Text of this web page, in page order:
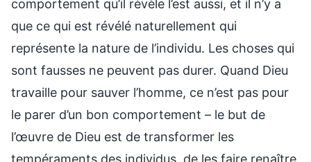
comportement qu’il révèle l’est aussi, et il n’y a
que ce qui est révélé naturellement qui
représente la nature de l’individu. Les choses qui
sont fausses ne peuvent pas durer. Quand Dieu
travaille pour sauver l’homme, ce n’est pas pour
le parer d’un bon comportement – le but de
l’œuvre de Dieu est de transformer les
tempéraments des individus, de les faire renaître